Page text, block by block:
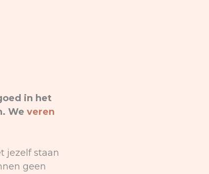
in het
We veren
jezelf staan
geen